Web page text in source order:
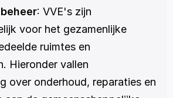
: VVE's zijn
voor het gezamenlijke
ruimtes en
Hieronder vallen
over onderhoud, reparaties en